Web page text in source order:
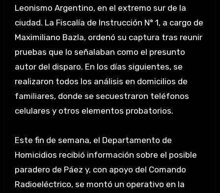
Leonismo Argentino, en el extremo sur de la
ciudad. La Fiscalía de Instrucción N° 1, a cargo de
Maximiliano Bazla, ordenó su captura tras reunir
pruebas que lo señalaban como el presunto
autor del disparo. En los días siguientes, se
realizaron todos los análisis en domicilios de
familiares, donde se secuestraron teléfonos
celulares y otros elementos probatorios.
Este fin de semana, el Departamento de
Homicidios recibió información sobre el posible
paradero de Páez y, con apoyo del Comando
Radioeléctrico, se montó un operativo en la